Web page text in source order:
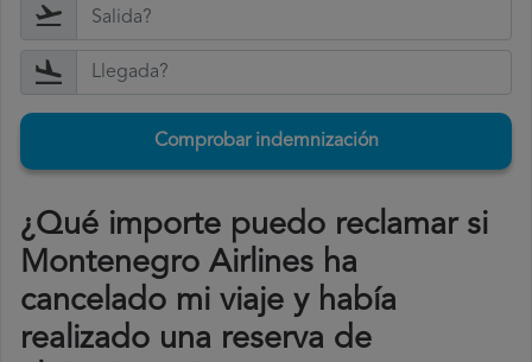
Comprobar indemnización
¿Qué importe puedo reclamar si
Montenegro Airlines ha
cancelado mi viaje y había
realizado una reserva de